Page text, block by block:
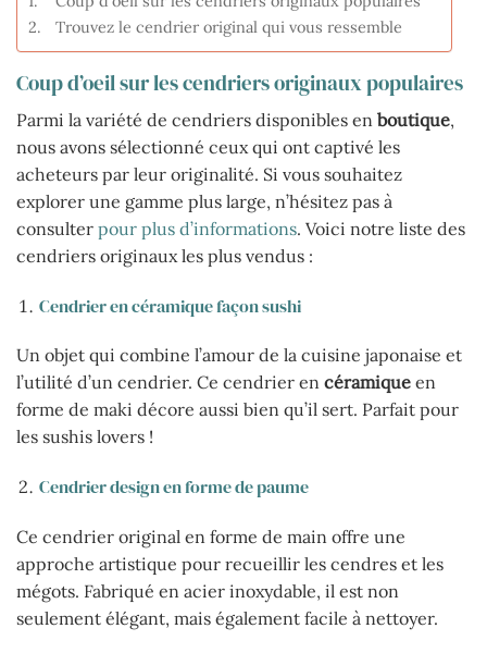
Trouvez le cendrier original qui vous ressemble
Coup d’oeil sur les cendriers originaux populaires
Parmi la variété de cendriers disponibles en boutique,
nous avons sélectionné ceux qui ont captivé les
acheteurs par leur originalité. Si vous souhaitez
explorer une gamme plus large, n’hésitez pas à
consulter pour plus d’informations. Voici notre liste des
cendriers originaux les plus vendus :
Cendrier en céramique façon sushi
Un objet qui combine l’amour de la cuisine japonaise et
l’utilité d’un cendrier. Ce cendrier en céramique en
forme de maki décore aussi bien qu’il sert. Parfait pour
les sushis lovers !
Cendrier design en forme de paume
Ce cendrier original en forme de main offre une
approche artistique pour recueillir les cendres et les
mégots. Fabriqué en acier inoxydable, il est non
seulement élégant, mais également facile à nettoyer.